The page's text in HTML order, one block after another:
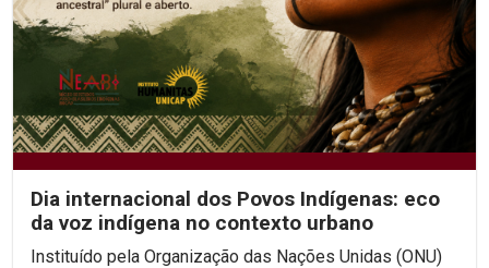
Dia internacional dos Povos Indígenas: eco
da voz indígena no contexto urbano
Instituído pela Organização das Nações Unidas (ONU)